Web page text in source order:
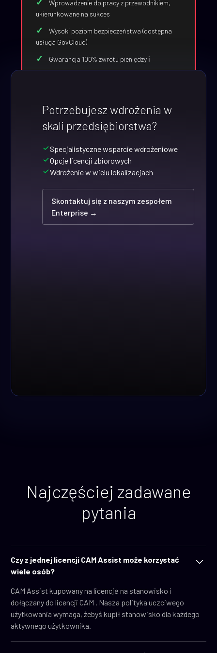
Wprowadzenie do pracy z przewodnikiem,
ukierunkowane na sukces
Wysoki poziom bezpieczeństwa (dostępna
usługa GovCloud)
Gwarancja 100% zwrotu pieniędzy ℹ️
Potrzebujesz wdrożenia w
skali przedsiębiorstwa?
Specjalistyczne wsparcie wdrożeniowe
Opcje licencji zbiorowych
Wdrożenie w wielu lokalizacjach
Skontaktuj się z naszym zespołem
Enterprise →
Najczęściej zadawane
pytania
Czy z jednej licencji CAM Assist może korzystać
wiele osób?
CAM Assist kupowany na licencję na stanowisko i
dołączany do licencji CAM . Nasza polityka uczciwego
użytkowania wymaga, żebyś kupił stanowisko dla każdego
aktywnego użytkownika.